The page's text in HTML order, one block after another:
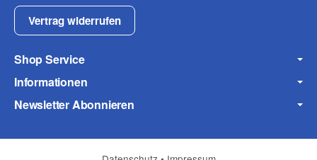
Vertrag widerrufen
Shop Service
Informationen
Newsletter Abonnieren